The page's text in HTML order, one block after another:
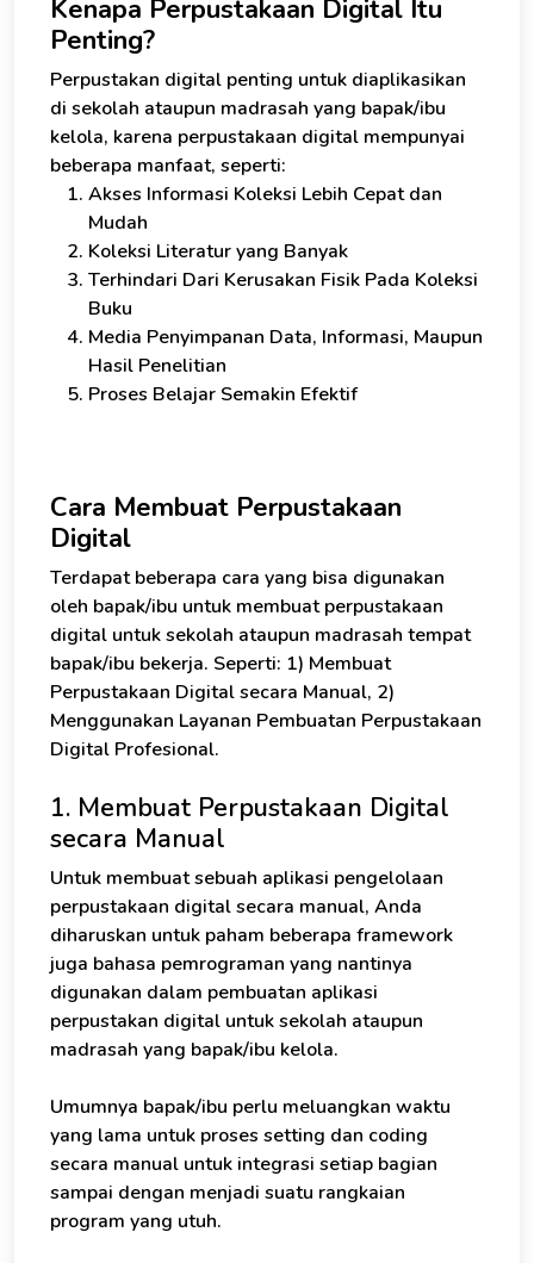
Kenapa Perpustakaan Digital Itu
Penting?
Perpustakan digital penting untuk diaplikasikan
di sekolah ataupun madrasah yang bapak/ibu
kelola, karena perpustakaan digital mempunyai
beberapa manfaat, seperti:
Akses Informasi Koleksi Lebih Cepat dan
Mudah
Koleksi Literatur yang Banyak
Terhindari Dari Kerusakan Fisik Pada Koleksi
Buku
Media Penyimpanan Data, Informasi, Maupun
Hasil Penelitian
Proses Belajar Semakin Efektif
Cara Membuat Perpustakaan
Digital
Terdapat beberapa cara yang bisa digunakan
oleh bapak/ibu untuk membuat perpustakaan
digital untuk sekolah ataupun madrasah tempat
bapak/ibu bekerja. Seperti: 1) Membuat
Perpustakaan Digital secara Manual, 2)
Menggunakan Layanan Pembuatan Perpustakaan
Digital Profesional.
1. Membuat Perpustakaan Digital
secara Manual
Untuk membuat sebuah aplikasi pengelolaan
perpustakaan digital secara manual, Anda
diharuskan untuk paham beberapa framework
juga bahasa pemrograman yang nantinya
digunakan dalam pembuatan aplikasi
perpustakan digital untuk sekolah ataupun
madrasah yang bapak/ibu kelola.
Umumnya bapak/ibu perlu meluangkan waktu
yang lama untuk proses setting dan coding
secara manual untuk integrasi setiap bagian
sampai dengan menjadi suatu rangkaian
program yang utuh.